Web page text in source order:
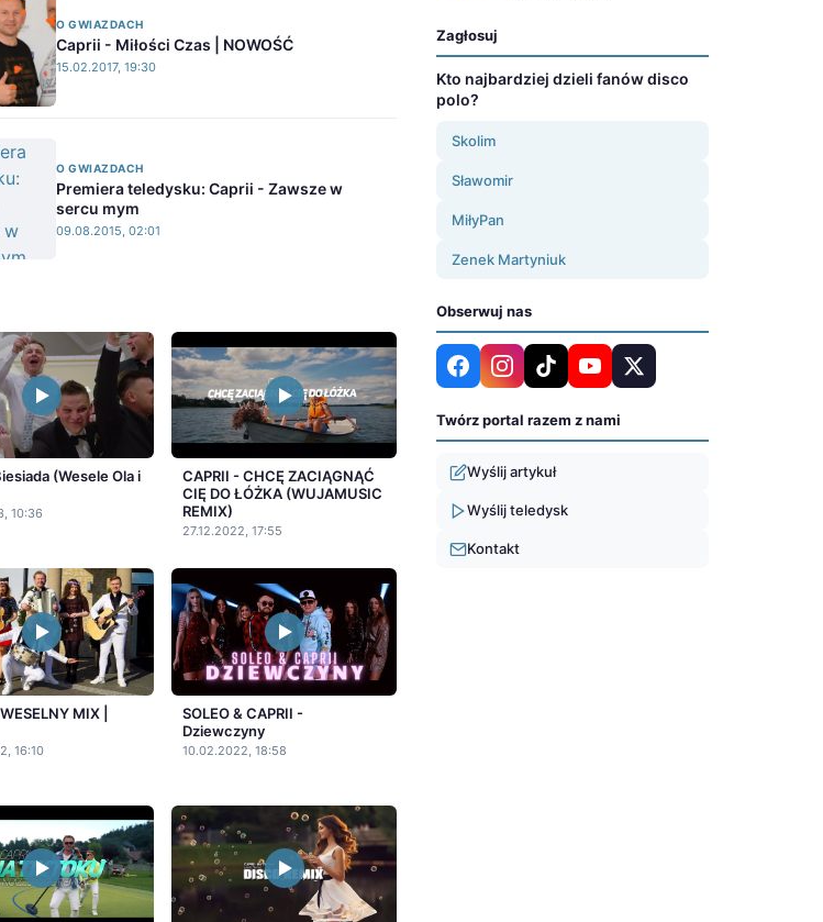
O GWIAZDACH
Caprii - Miłości Czas | NOWOŚĆ
15.02.2017, 19:30
O GWIAZDACH
Premiera teledysku: Caprii - Zawsze w
sercu mym
09.08.2015, 02:01
(Wesele Ola i
10:36
CAPRII - CHCĘ ZACIĄGNĄĆ
CIĘ DO ŁÓŻKA (WUJAMUSIC
REMIX)
27.12.2022, 17:55
MIX |
16:10
SOLEO & CAPRII -
Dziewczyny
10.02.2022, 18:58
Zagłosuj
Kto najbardziej dzieli fanów disco
polo?
Skolim
Sławomir
MiłyPan
Zenek Martyniuk
Obserwuj nas
Twórz portal razem z nami
Wyślij artykuł
Wyślij teledysk
Kontakt